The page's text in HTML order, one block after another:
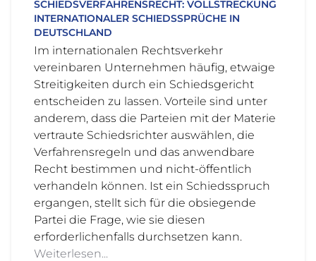
SCHIEDSVERFAHRENSRECHT: VOLLSTRECKUNG
INTERNATIONALER SCHIEDSSPRÜCHE IN
DEUTSCHLAND
Im internationalen Rechtsverkehr
vereinbaren Unternehmen häufig, etwaige
Streitigkeiten durch ein Schiedsgericht
entscheiden zu lassen. Vorteile sind unter
anderem, dass die Parteien mit der Materie
vertraute Schiedsrichter auswählen, die
Verfahrensregeln und das anwendbare
Recht bestimmen und nicht-öffentlich
verhandeln können. Ist ein Schiedsspruch
ergangen, stellt sich für die obsiegende
Partei die Frage, wie sie diesen
erforderlichenfalls durchsetzen kann.
Weiterlesen...